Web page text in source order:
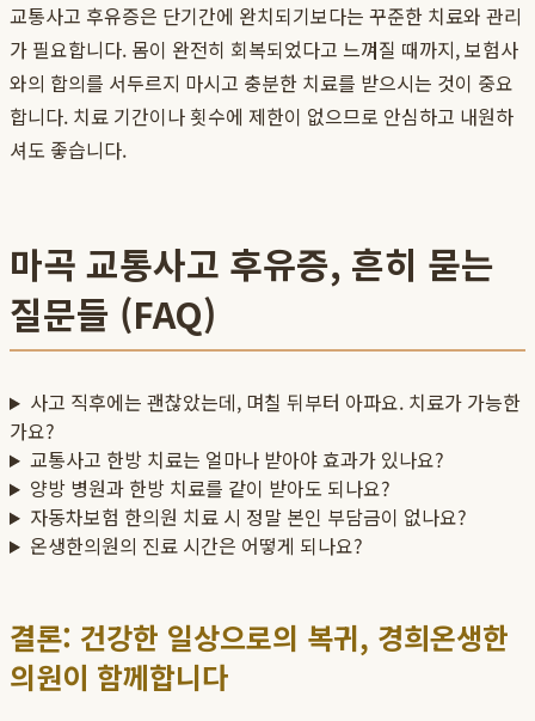
교통사고 후유증은 단기간에 완치되기보다는 꾸준한 치료와 관리
가 필요합니다. 몸이 완전히 회복되었다고 느껴질 때까지, 보험사
와의 합의를 서두르지 마시고 충분한 치료를 받으시는 것이 중요
합니다. 치료 기간이나 횟수에 제한이 없으므로 안심하고 내원하
셔도 좋습니다.
마곡 교통사고 후유증, 흔히 묻는
질문들 (FAQ)
사고 직후에는 괜찮았는데, 며칠 뒤부터 아파요. 치료가 가능한
가요?
교통사고 한방 치료는 얼마나 받아야 효과가 있나요?
양방 병원과 한방 치료를 같이 받아도 되나요?
자동차보험 한의원 치료 시 정말 본인 부담금이 없나요?
온생한의원의 진료 시간은 어떻게 되나요?
결론: 건강한 일상으로의 복귀, 경희온생한
의원이 함께합니다